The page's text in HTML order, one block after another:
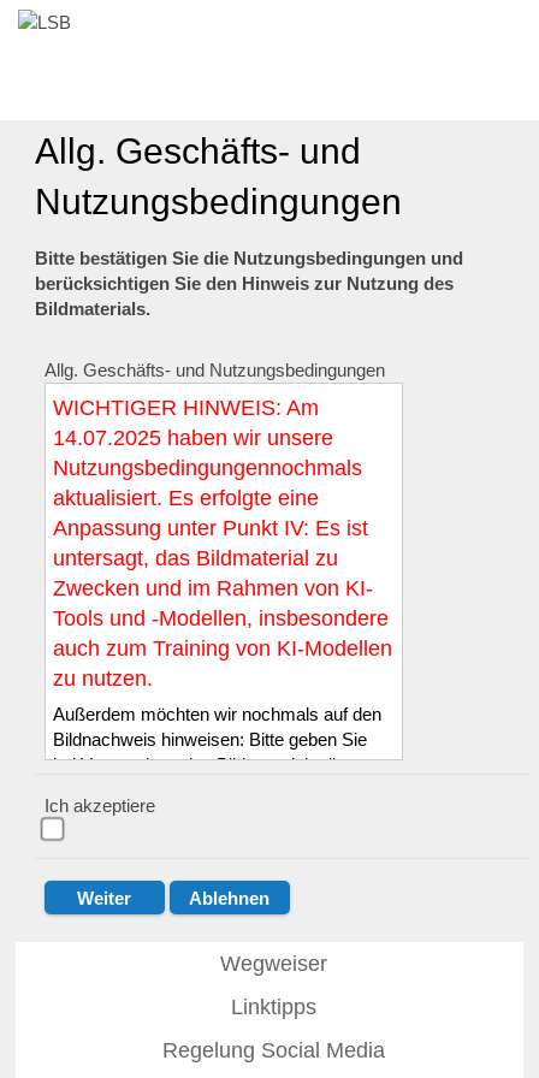
Allg. Geschäfts- und
Nutzungsbedingungen
Bitte bestätigen Sie die Nutzungsbedingungen und
berücksichtigen Sie den Hinweis zur Nutzung des
Bildmaterials.
Allg. Geschäfts- und Nutzungsbedingungen
WICHTIGER HINWEIS: Am
14.07.2025 haben wir unsere
Nutzungsbedingungennochmals
aktualisiert. Es erfolgte eine
Anpassung unter Punkt IV: Es ist
untersagt, das Bildmaterial zu
Zwecken und im Rahmen von KI-
Tools und -Modellen, insbesondere
auch zum Training von KI-Modellen
zu nutzen.
Außerdem möchten wir nochmals auf den
Bildnachweis hinweisen: Bitte geben Sie
bei Verwendung des Bildmaterials die
Bilddatenbank genannten Namen des*der
Fotograf*in wie folgt an: :
Der Quellennachweis muss entweder
unmittelbarer Nähe zum Bild erfolgen, mit
zur Quellenangabe gilt auch dann, wenn
Ich akzeptiere
Wegweiser
Linktipps
Regelung Social Media